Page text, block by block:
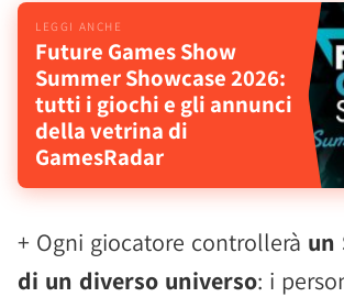
Future Games Show
Summer Showcase 2026:
tutti i giochi e gli annunci
della vetrina di
GamesRadar
+ Ogni giocatore controllerà un
di un diverso universo: i